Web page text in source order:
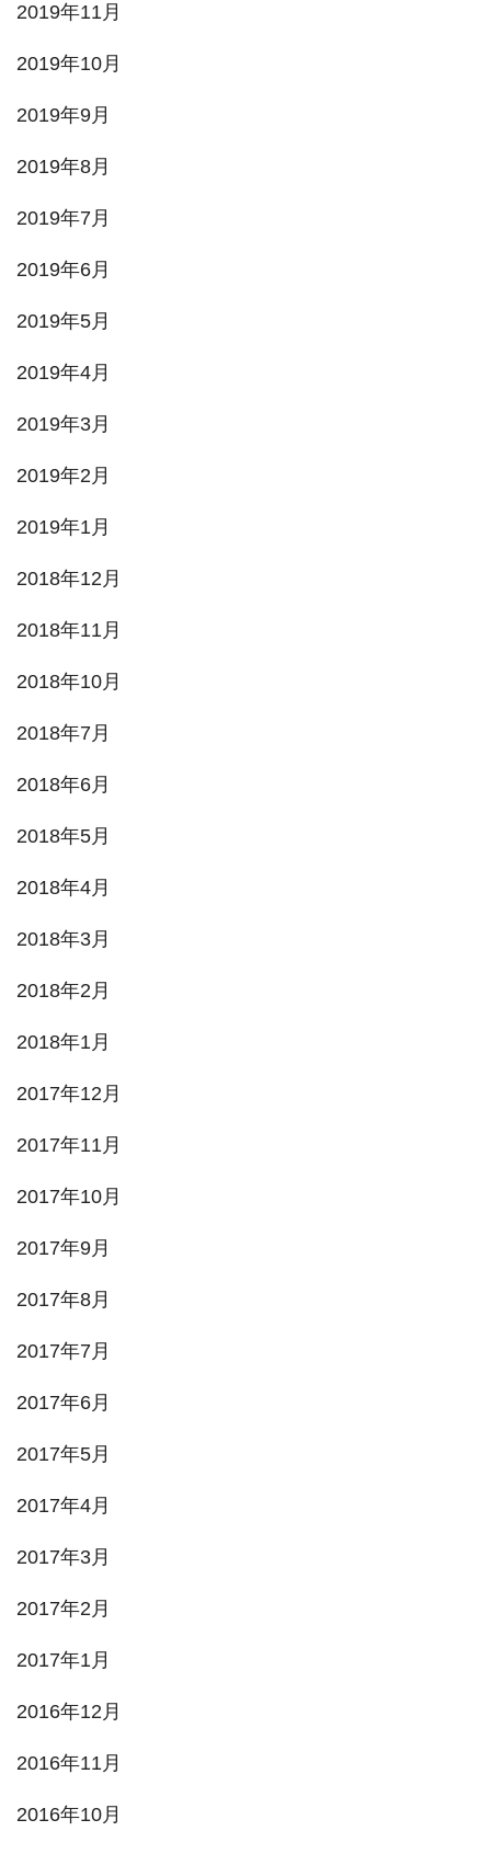
2019年11月
2019年10月
2019年9月
2019年8月
2019年7月
2019年6月
2019年5月
2019年4月
2019年3月
2019年2月
2019年1月
2018年12月
2018年11月
2018年10月
2018年7月
2018年6月
2018年5月
2018年4月
2018年3月
2018年2月
2018年1月
2017年12月
2017年11月
2017年10月
2017年9月
2017年8月
2017年7月
2017年6月
2017年5月
2017年4月
2017年3月
2017年2月
2017年1月
2016年12月
2016年11月
2016年10月